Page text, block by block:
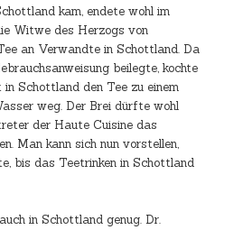
kam, endete wohl im
Witwe des Herzogs von
an Verwandte in Schottland. Da
beilegte, kochte
Schottland den Tee zu einem
weg. Der Brei dürfte wohl
der Haute Cuisine das
Man kann sich nun vorstellen,
bis das Teetrinken in Schottland
in Schottland genug. Dr.